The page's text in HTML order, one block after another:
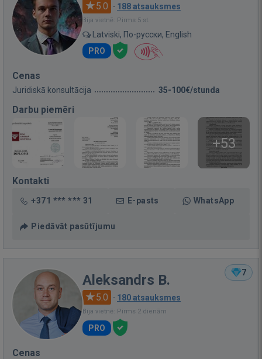
5.0 · 188 atsauksmes
Bija vietnē: Pirms 5 st.
Latviski, По-русски, English
PRO
Cenas
Juridiskā konsultācija 35-100€/stunda
Darbu piemēri
+53
Kontakti
+371 *** *** 31 E-pasts WhatsApp
Piedāvāt pasūtījumu
7
Aleksandrs B.
5.0 · 180 atsauksmes
Bija vietnē: Pirms 2 dienām
PRO
Cenas